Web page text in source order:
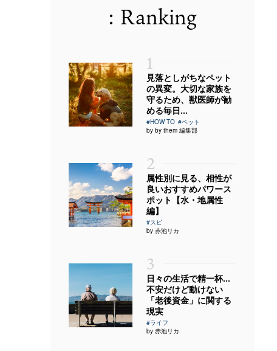
: Ranking
1
見落としがちなペット
の異変。大切な家族を
守るため、獣医師が勧
める毎日...
#HOW TO #ペット
by by them 編集部
2
属性別に見る、相性が
良いおすすめパワース
ポット【水・地属性
編】
#スピ
by 赤池リカ
3
日々の生活で精一杯…
不安だけど動けない
「老後資金」に関する
現実
#ライフ
by 赤池リカ